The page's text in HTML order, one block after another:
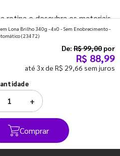
rotina e descubra os materiais
começar o segundo
Lona Brilho 340g - 4x0 - Sem Enobrecimento -
(23472)
De: R$ 99,00 por
R$ 88,99
até 3x de R$ 29,66 sem juros
+
Comprar